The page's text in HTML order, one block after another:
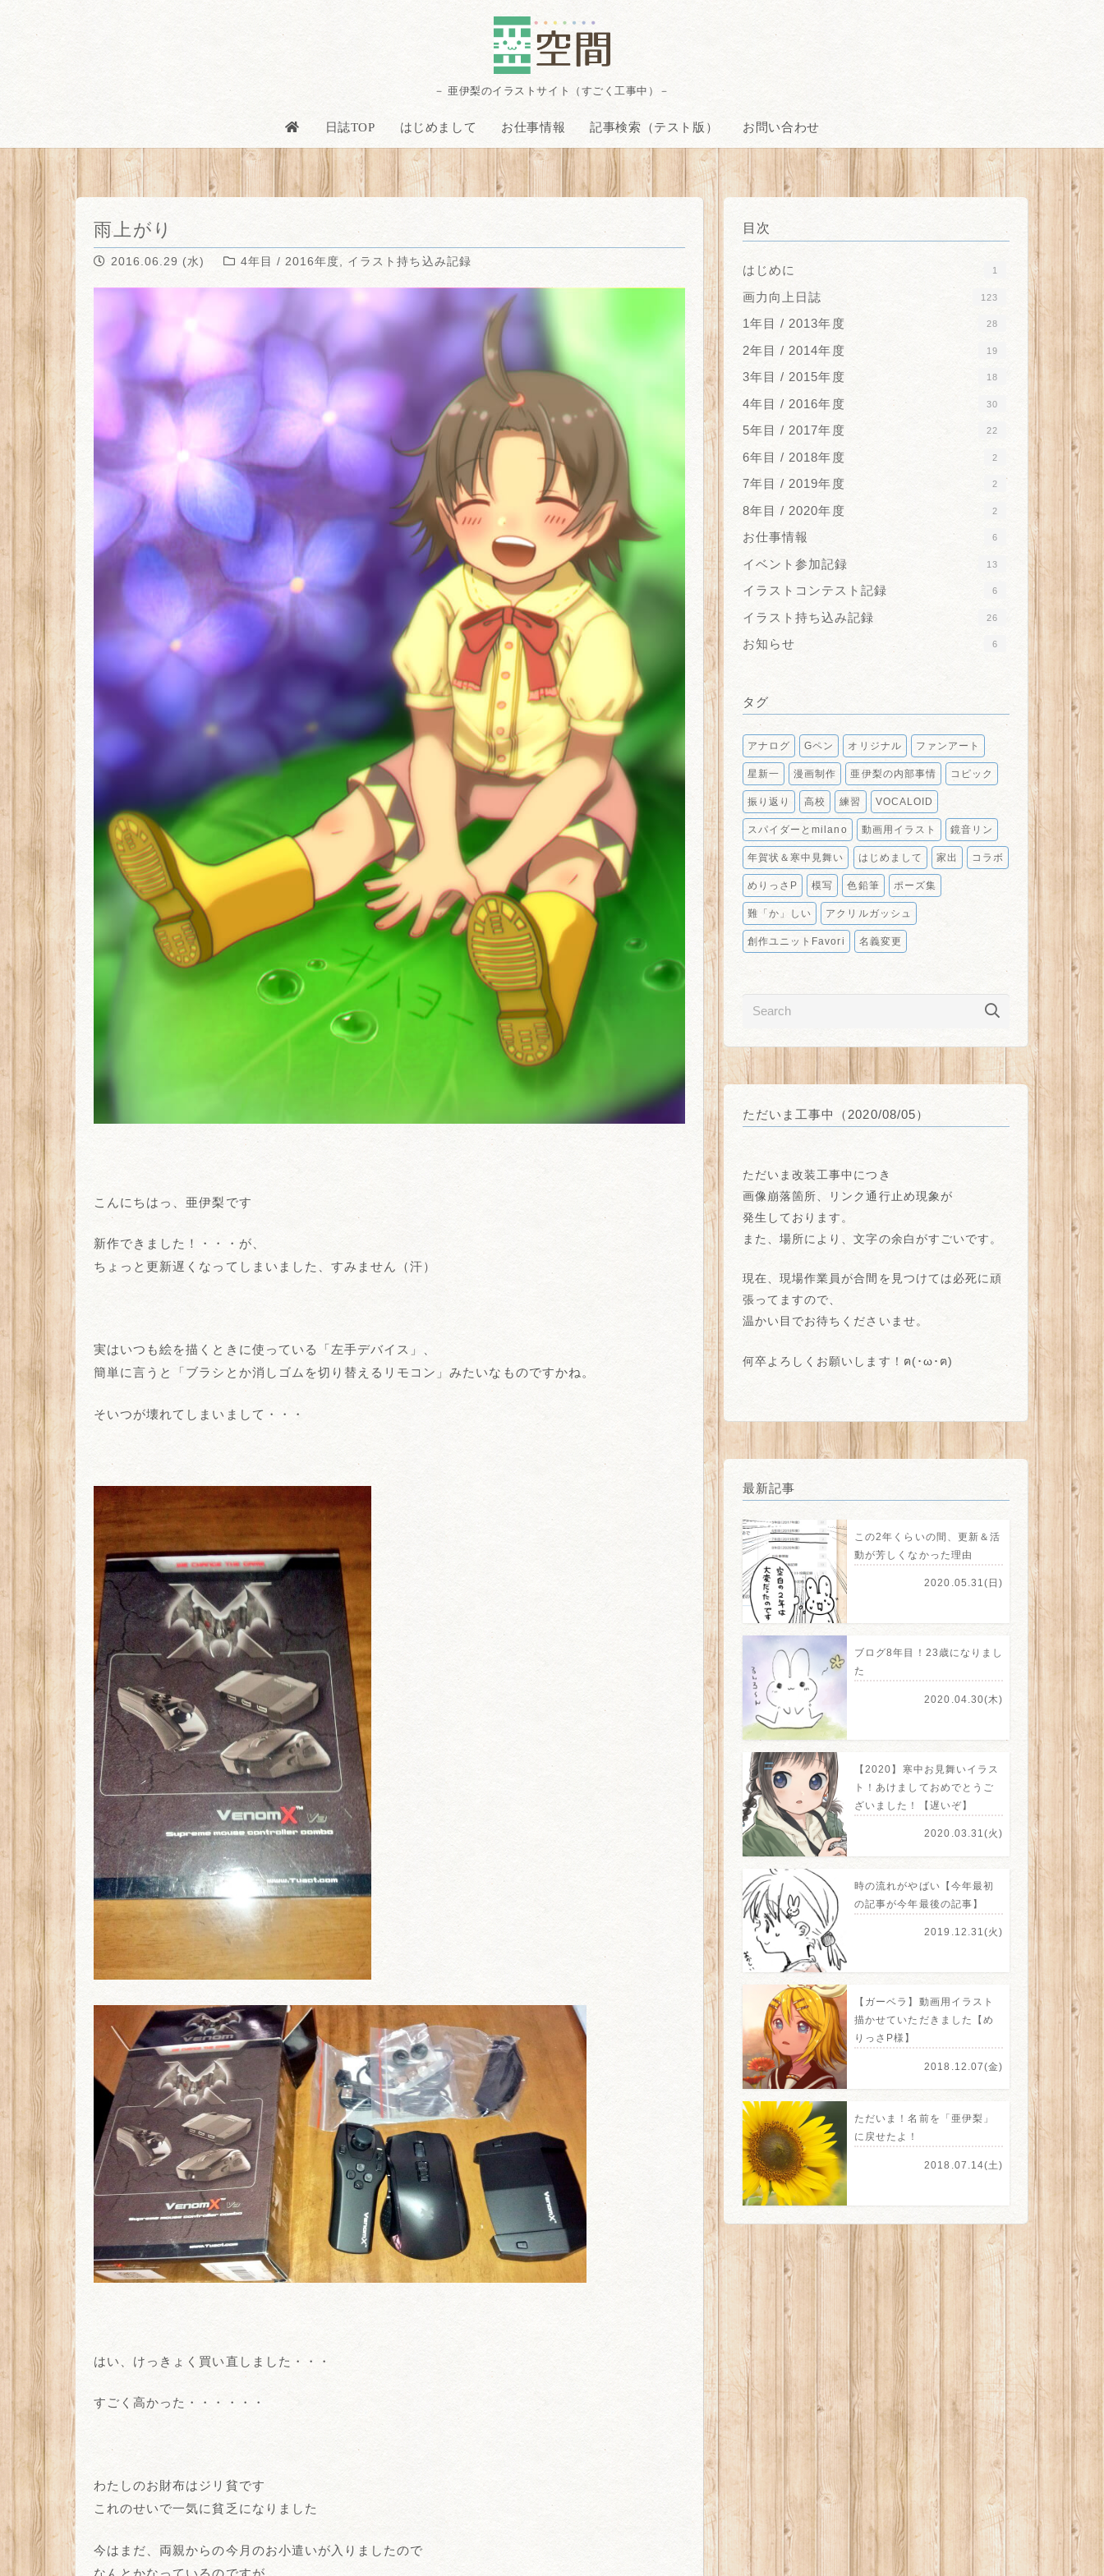
－ 亜伊梨のイラストサイト（すごく工事中）－
日誌TOP はじめまして お仕事情報 記事検索（テスト版） お問い合わせ
雨上がり
2016.06.29 (水) 4年目 / 2016年度 イラスト持ち込み記録
こんにちはっ、亜伊梨です
新作できました！・・・が、
ちょっと更新遅くなってしまいました、すみません（汗）
実はいつも絵を描くときに使っている「左手デバイス」、
簡単に言うと「ブラシとか消しゴムを切り替えるリモコン」みたいなものですかね。
そいつが壊れてしまいまして・・・
はい、けっきょく買い直しました・・・
すごく高かった・・・・・・
わたしのお財布はジリ貧です
これのせいで一気に貧乏になりました
今はまだ、両親からの今月のお小遣いが入りましたので
なんとかなっているのですが、
目次
はじめに 1
画力向上日誌 123
1年目 / 2013年度 28
2年目 / 2014年度 19
3年目 / 2015年度 18
4年目 / 2016年度 30
5年目 / 2017年度 22
6年目 / 2018年度 2
7年目 / 2019年度 2
8年目 / 2020年度 2
お仕事情報 6
イベント参加記録 13
イラストコンテスト記録 6
イラスト持ち込み記録 26
お知らせ 6
タグ
アナログ Gペン オリジナル ファンアート
星新一 漫画制作 亜伊梨の内部事情 コピック
振り返り 高校 練習 VOCALOID
スパイダーとmilano 動画用イラスト 鏡音リン
年賀状＆寒中見舞い はじめまして 家出 コラボ
めりっさP 模写 色鉛筆 ポーズ集
難「か」しい アクリルガッシュ
創作ユニットFavori 名義変更
ただいま工事中（2020/08/05）
ただいま改装工事中につき
画像崩落箇所、リンク通行止め現象が
発生しております。
また、場所により、文字の余白がすごいです。
現在、現場作業員が合間を見つけては必死に頑
張ってますので、
温かい目でお待ちくださいませ。
何卒よろしくお願いします！ฅ(･ω･ฅ)
最新記事
この2年くらいの間、更新＆活
動が芳しくなかった理由
2020.05.31(日)
ブログ8年目！23歳になりまし
た
2020.04.30(木)
【2020】寒中お見舞いイラス
ト！あけましておめでとうご
ざいました！【遅いぞ】
2020.03.31(火)
時の流れがやばい【今年最初
の記事が今年最後の記事】
2019.12.31(火)
【ガーベラ】動画用イラスト
描かせていただきました【め
りっさP様】
2018.12.07(金)
ただいま！名前を「亜伊梨」
に戻せたよ！
2018.07.14(土)